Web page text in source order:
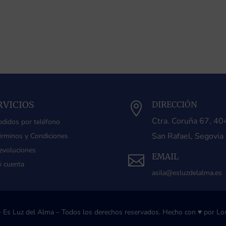
por teléfono
y Condiciones
cuenta
 DIRECCIÓN
Ctra. Coruña 67,
San Rafael, Segovia
 EMAIL
asila@esluzdelalma.es
Luz del Alma – Todos los derechos reservados. Hecho con ♥ por